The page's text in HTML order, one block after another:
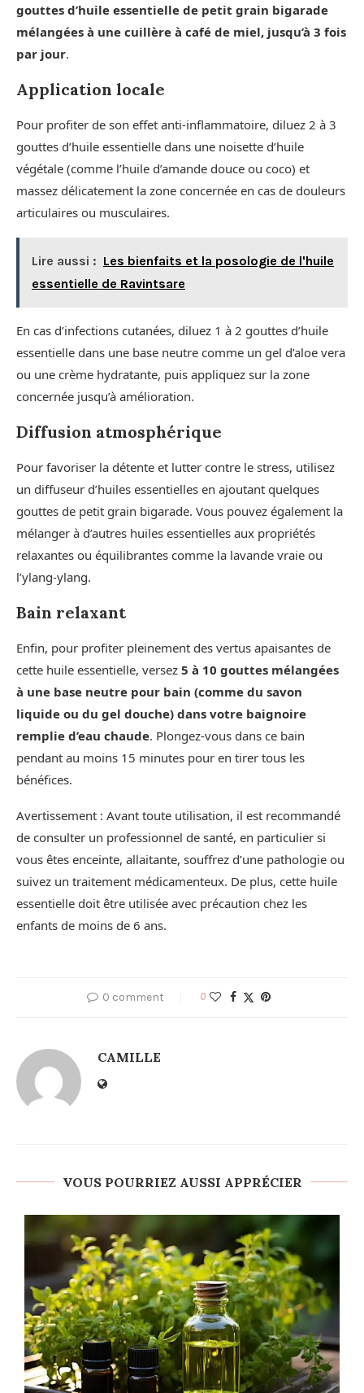
gouttes d’huile essentielle de petit grain bigarade
mélangées à une cuillère à café de miel, jusqu’à 3 fois
par jour.
Application locale
Pour profiter de son effet anti-inflammatoire, diluez 2 à 3
gouttes d’huile essentielle dans une noisette d’huile
végétale (comme l’huile d’amande douce ou coco) et
massez délicatement la zone concernée en cas de douleurs
articulaires ou musculaires.
Lire aussi : Les bienfaits et la posologie de l'huile
essentielle de Ravintsare
En cas d’infections cutanées, diluez 1 à 2 gouttes d’huile
essentielle dans une base neutre comme un gel d’aloe vera
ou une crème hydratante, puis appliquez sur la zone
concernée jusqu’à amélioration.
Diffusion atmosphérique
Pour favoriser la détente et lutter contre le stress, utilisez
un diffuseur d’huiles essentielles en ajoutant quelques
gouttes de petit grain bigarade. Vous pouvez également la
mélanger à d’autres huiles essentielles aux propriétés
relaxantes ou équilibrantes comme la lavande vraie ou
l’ylang-ylang.
Bain relaxant
Enfin, pour profiter pleinement des vertus apaisantes de
cette huile essentielle, versez 5 à 10 gouttes mélangées
à une base neutre pour bain (comme du savon
liquide ou du gel douche) dans votre baignoire
remplie d’eau chaude. Plongez-vous dans ce bain
pendant au moins 15 minutes pour en tirer tous les
bénéfices.
Avertissement : Avant toute utilisation, il est recommandé
de consulter un professionnel de santé, en particulier si
vous êtes enceinte, allaitante, souffrez d’une pathologie ou
suivez un traitement médicamenteux. De plus, cette huile
essentielle doit être utilisée avec précaution chez les
enfants de moins de 6 ans.
0 comment 0
CAMILLE
VOUS POURRIEZ AUSSI APPRÉCIER